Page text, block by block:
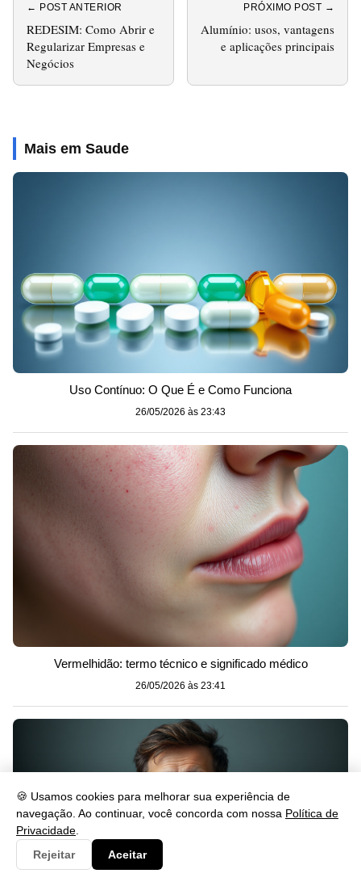
🍪 Usamos cookies para melhorar sua experiência de
navegação. Ao continuar, você concorda com nossa Política de
Privacidade
Rejeitar
Aceitar
← POST ANTERIOR
REDESIM: Como Abrir e
Regularizar Empresas e
Negócios
PRÓXIMO POST →
Alumínio: usos, vantagens
e aplicações principais
Mais em Saude
Uso Contínuo: O Que É e Como Funciona
26/05/2026 às 23:43
Vermelhidão: termo técnico e significado médico
26/05/2026 às 23:41